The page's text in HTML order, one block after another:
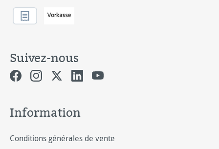
Suivez-nous
Information
Conditions générales de vente